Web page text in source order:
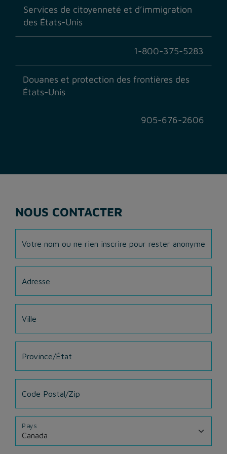
Services de citoyenneté et d’immigration
des États-Unis
1-800-375-5283
Douanes et protection des frontières des
États-Unis
905-676-2606
NOUS CONTACTER